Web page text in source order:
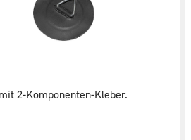
2-Komponenten-Kleber.